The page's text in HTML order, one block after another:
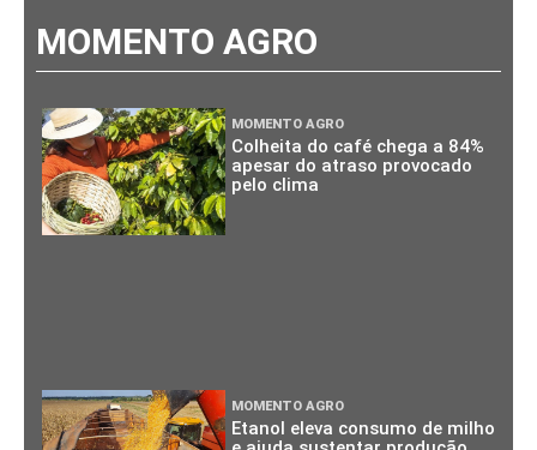
MOMENTO AGRO
MOMENTO AGRO
Colheita do café chega a 84%
apesar do atraso provocado
pelo clima
MOMENTO AGRO
Etanol eleva consumo de milho